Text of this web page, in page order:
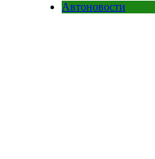
Автоновости